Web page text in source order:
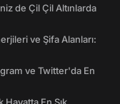
de Çil Çil Altınlarda
ve Şifa Alanları:
ve Twitter'da En